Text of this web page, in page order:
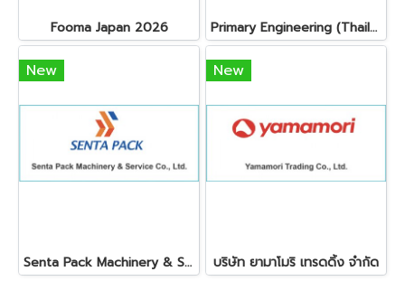
Fooma Japan 2026 Primary Engineering (Thailand) Ltd.
New
Senta Pack Machinery & Service Co., Ltd.
New
บริษัท ยามาโมริ เทรดดิ้ง จำกัด